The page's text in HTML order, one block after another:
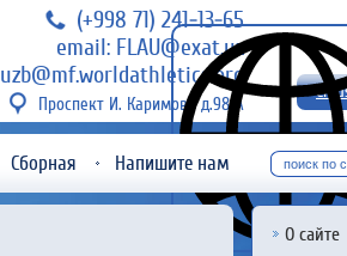
(+998 71) 241-13-65
email: FLAU@exat.uz
uzb@mf.worldathletics.org
Проспект И. Каримова д.98 А
Сборная Напишите нам
О сайте